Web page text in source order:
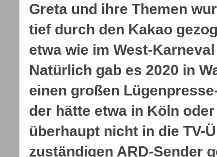
Greta und ihre Themen
tief durch den Kakao
etwa wie im West-
Natürlich gab es 2020 in
einen großen
der hätte etwa in Köln
überhaupt nicht in die TV-
zuständigen ARD-Sender